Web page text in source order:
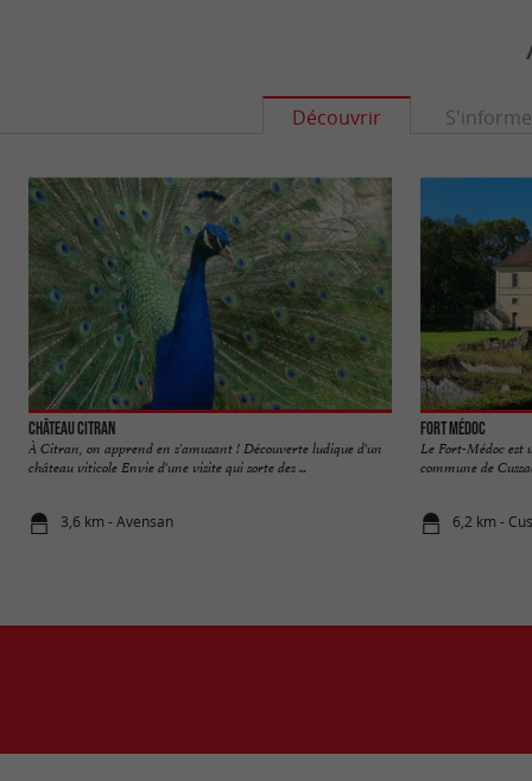
Découvrir
Château Citran
À Citran, on apprend en s'amusant ! Découverte ludique d'un
château viticole Envie d'une visite qui sorte des ...
3,6 km - Avensan
Fort Médoc
Le Fort-Médoc est
commune de
6,2 km -